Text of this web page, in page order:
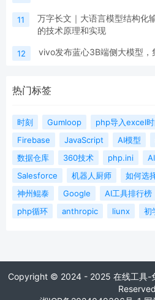
11
万字长文｜大语言模型结构化
的技术原理和实现
12 vivo发布蓝心3B端侧大模型，
热门标签
时刻 Gumloop php导入excel
Firebase
JavaScript AI模型
数据仓库
360技术 php.ini
Salesforce
机器人厨师 如何选
神州鲲泰
Google AI工具排行榜
php循环
anthropic liunx 初
Copyright © 2024 - 2025 在线工具-
Reserved